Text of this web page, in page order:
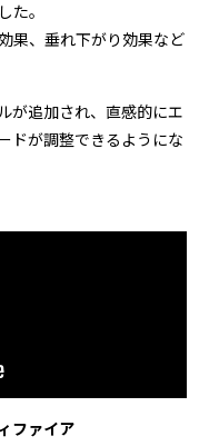
た。
果、垂れ下がり効果など
が追加され、直感的にエ
ドが調整できるようにな
ファイア